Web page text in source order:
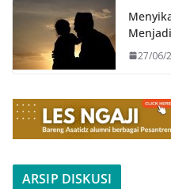
27/06/
ARSIP DISKUSI